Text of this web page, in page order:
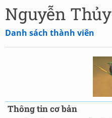
Nguyễn Thủy
Danh sách thành viên
Thông tin cơ bản